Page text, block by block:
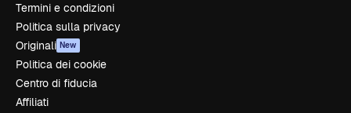
Termini e condizioni
Politica sulla privacy
Originali New
Politica dei cookie
Centro di fiducia
Affiliati